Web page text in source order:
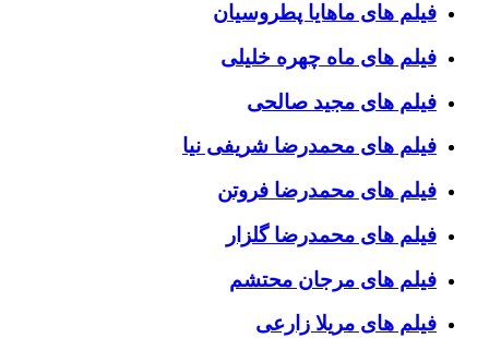
فیلم های ماهایا پطروسیان
فیلم های ماه چهره خلیلی
فیلم های مجید صالحی
فیلم های محمدرضا شریفی نیا
فیلم های محمدرضا فروتن
فیلم های محمدرضا گلزار
فیلم های مرجان محتشم
فیلم های مریلا زارعی